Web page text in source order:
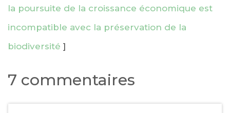
la poursuite de la croissance économique est
incompatible avec la préservation de la
biodiversité ]
7 commentaires